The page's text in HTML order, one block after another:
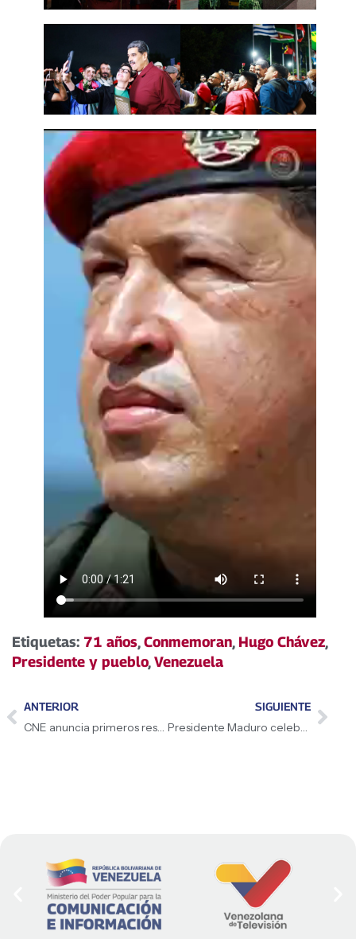
Etiquetas: 71 años,Conmemoran, Hugo Chávez,
Presidente y pueblo,Venezuela
ANTERIOR
CNE anuncia primeros resultados
SIGUIENTE
Presidente Maduro celebra la victoria histórica del 27J